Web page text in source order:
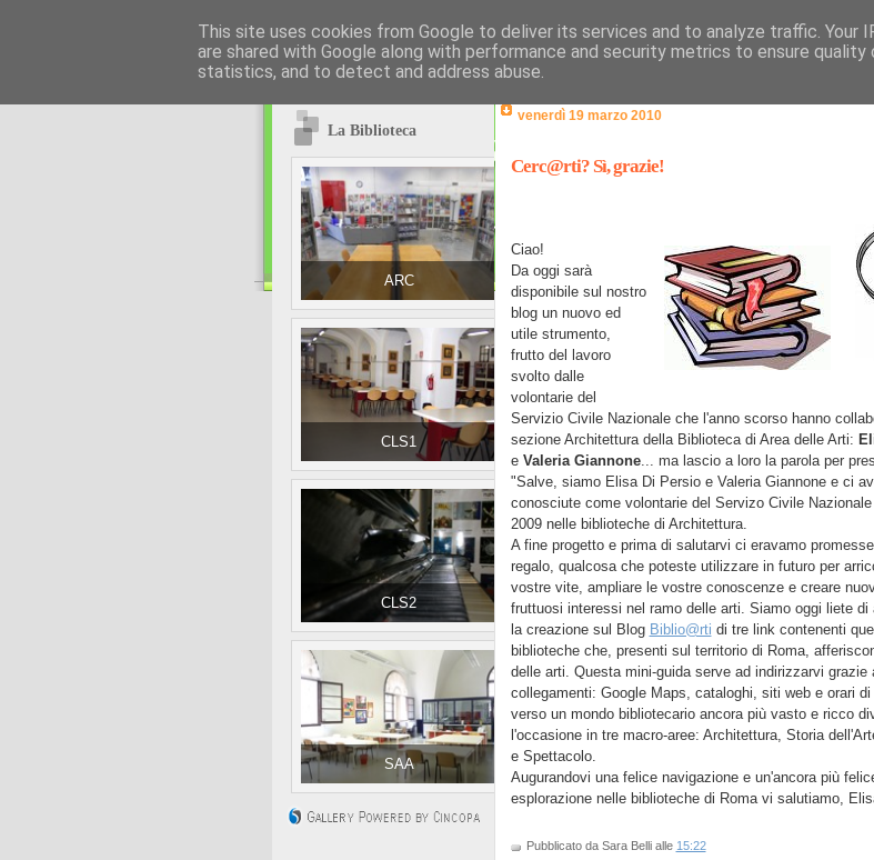
La Biblioteca
ARC
CLS1
CLS2
SAA
venerdì 19 marzo 2010
Cerc@rti? Sì, grazie!
Ciao!
Da oggi sarà
disponibile sul nostro
blog un nuovo ed
utile strumento,
frutto del lavoro
svolto dalle
volontarie del
Servizio Civile Nazionale che l'anno scorso hanno
sezione Architettura della Biblioteca di Area delle Arti:
e Valeria Giannone... ma lascio a loro la parola per
"Salve, siamo Elisa Di Persio e Valeria Giannone e ci
conosciute come volontarie del Servizo Civile Nazionale
2009 nelle biblioteche di Architettura.
A fine progetto e prima di salutarvi ci eravamo
regalo, qualcosa che poteste utilizzare in futuro per
vostre vite, ampliare le vostre conoscenze e creare
fruttuosi interessi nel ramo delle arti. Siamo oggi liete di
la creazione sul Blog Biblio@rti di tre link contenenti
biblioteche che, presenti sul territorio di Roma,
delle arti. Questa mini-guida serve ad indirizzarvi grazie
collegamenti: Google Maps, cataloghi, siti web e orari di
verso un mondo bibliotecario ancora più vasto e ricco
l'occasione in tre macro-aree: Architettura, Storia
e Spettacolo.
Augurandovi una felice navigazione e un'ancora più
esplorazione nelle biblioteche di Roma vi salutiamo,
Pubblicato da Sara Belli alle 15:22
This site uses cookies from Google to deliver its services and to analyze traffic. Your
are shared with Google along with performance and security metrics to ensure quality
statistics, and to detect and address abuse.